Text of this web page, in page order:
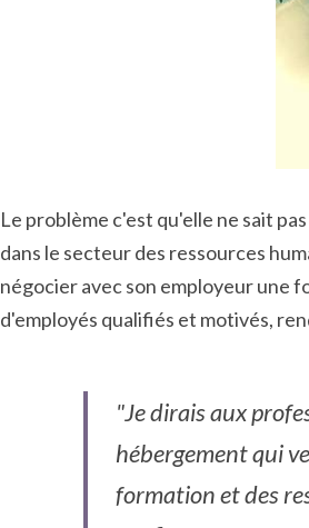
Le problème c'est qu'elle ne sait
dans le secteur des ressources
négocier avec son employeur une
d'employés qualifiés et motivés,
"Je dirais aux
hébergement qui
formation et des